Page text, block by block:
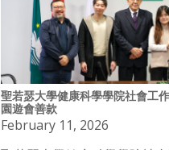
聖若瑟大學健康科學學院社會工
園遊會善款
February 11, 2026